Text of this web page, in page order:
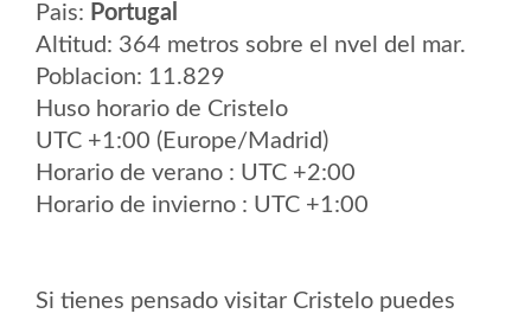
Pais: Portugal
Altitud: 364 metros sobre el nvel del mar.
Poblacion: 11.829
Huso horario de Cristelo
UTC +1:00 (Europe/Madrid)
Horario de verano : UTC +2:00
Horario de invierno : UTC +1:00
Si tienes pensado visitar Cristelo puedes